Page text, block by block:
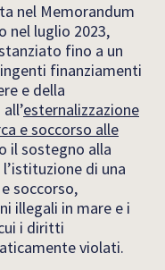
nel Memorandum
nel luglio 2023,
fino a un
finanziamenti
e della
esternalizzazione
e soccorso alle
il sostegno alla
di una
soccorso,
illegali in mare e i
i diritti
violati.